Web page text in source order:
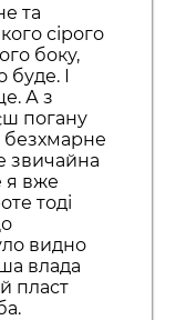
та
сірого
боку,
буде. І
А з
погану
безхмарне
звичайна
я вже
тоді
видно
влада
пласт